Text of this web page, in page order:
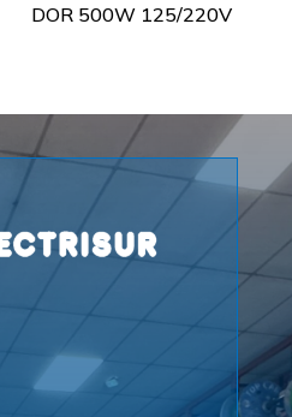
DOR 500W 125/220V